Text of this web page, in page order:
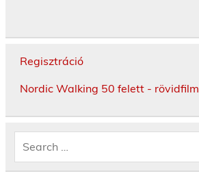
Regisztráció
Nordic Walking 50 felett - rövidfilm